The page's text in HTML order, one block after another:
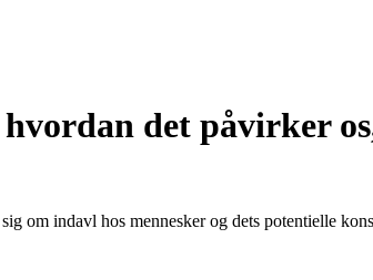
det påvirker
om indavl hos mennesker og dets potentielle